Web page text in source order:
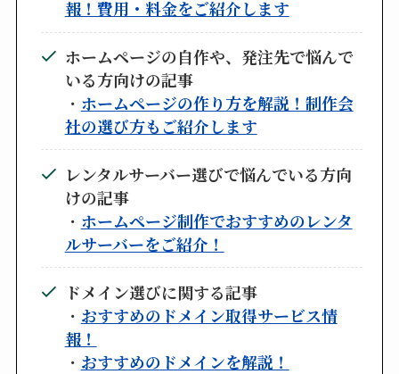
報！費用・料金をご紹介します
ホームページの自作や、発注先で悩んで
いる方向けの記事
・ ホームページの作り方を解説！制作会
社の選び方もご紹介します
レンタルサーバー選びで悩んでいる方向
けの記事
・ ホームページ制作でおすすめのレンタ
ルサーバーをご紹介！
ドメイン選びに関する記事
・ おすすめのドメイン取得サービス情
報！
・ おすすめのドメインを解説！